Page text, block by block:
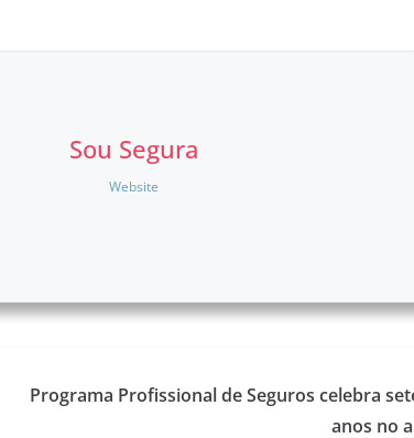
Sou Segura
Website
Programa Profissional de Seguros celebra
anos no